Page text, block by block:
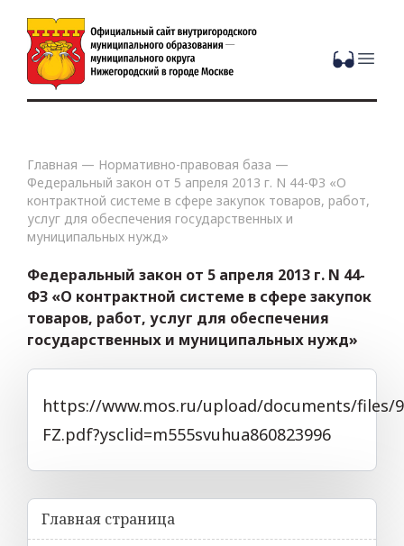
Главная — Нормативно-правовая база —
Федеральный закон от 5 апреля 2013 г. N 44-ФЗ «О
контрактной системе в сфере закупок товаров, работ,
услуг для обеспечения государственных и
муниципальных нужд»
Федеральный закон от 5 апреля 2013 г. N 44-
ФЗ «О контрактной системе в сфере закупок
товаров, работ, услуг для обеспечения
государственных и муниципальных нужд»
https://www.mos.ru/upload/documents/files/
FZ.pdf?ysclid=m555svuhua860823996
Главная страница